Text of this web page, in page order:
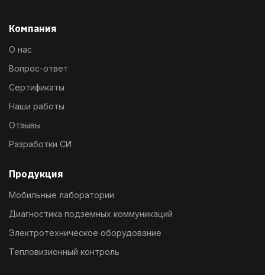
Компания
О нас
Вопрос-ответ
Сертификаты
Наши работы
Отзывы
Разработки СИ
Продукция
Мобильные лаборатории
Диагностика подземных коммуникаций
Электротехническое оборудование
Тепловизионный контроль